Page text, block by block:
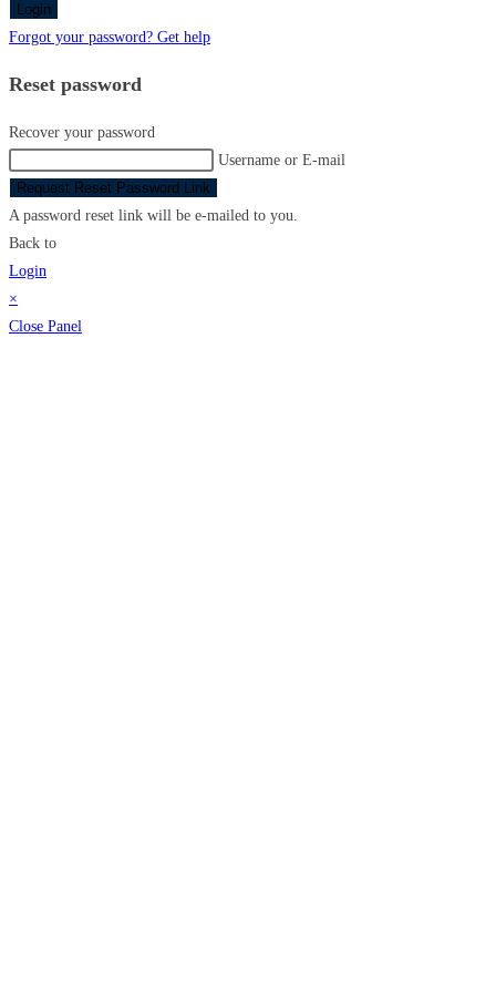
Login
Forgot your password? Get help
Reset password
Recover your password
Username or E-mail
Request Reset Password Link
A password reset link will be e-mailed to you.
Back to
Login
×
Close Panel